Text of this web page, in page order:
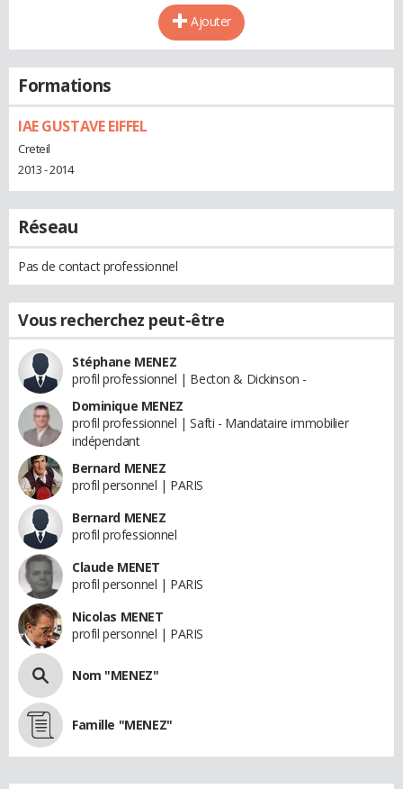
Ajouter
Formations
IAE GUSTAVE EIFFEL
Creteil
2013 - 2014
Réseau
Pas de contact professionnel
Vous recherchez peut-être
Stéphane MENEZ
profil professionnel | Becton & Dickinson -
Dominique MENEZ
profil professionnel | Safti - Mandataire immobilier
indépendant
Bernard MENEZ
profil personnel | PARIS
Bernard MENEZ
profil professionnel
Claude MENET
profil personnel | PARIS
Nicolas MENET
profil personnel | PARIS
Nom "MENEZ"
Famille "MENEZ"